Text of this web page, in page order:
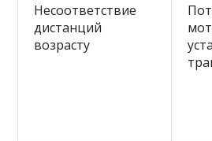
Несоответствие
дистанций
возрасту